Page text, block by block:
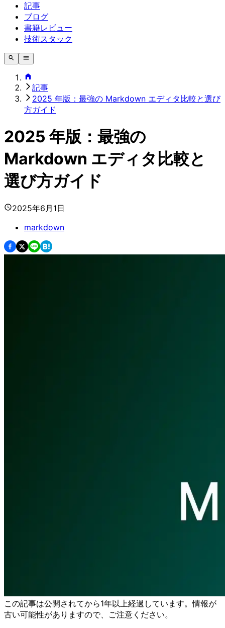
記事
ブログ
書籍レビュー
技術スタック
記事
2025 年版：最強の Markdown エディタ比較と選び
方ガイド
2025 年版：最強の
Markdown エディタ比較と
選び方ガイド
2025年6月1日
markdown
この記事は公開されてから1年以上経過しています。情報が
古い可能性がありますので、ご注意ください。